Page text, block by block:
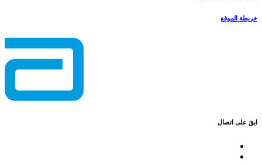
خريطة الموقع
ابقَ على اتصال